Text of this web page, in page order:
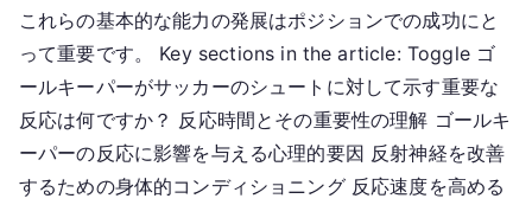
る
ゴ
ー
ル
これらの基本的な能力の発展はポジションでの成功にと
って重要です。 Key sections in the article: Toggle ゴ
ールキーパーがサッカーのシュートに対して示す重要な
反応は何ですか？ 反応時間とその重要性の理解 ゴールキ
ーパーの反応に影響を与える心理的要因 反射神経を改善
するための身体的コンディショニング 反応速度を高める